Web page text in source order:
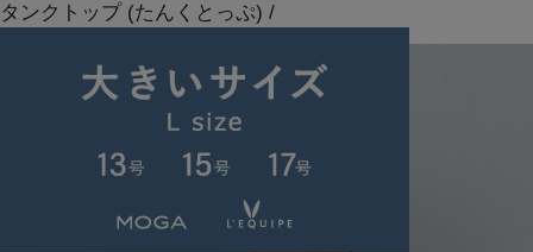
タンクトップ (たんくとっぷ) /